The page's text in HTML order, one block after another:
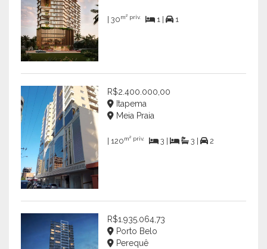
| 30m² priv. 1 | 1
R$2.400.000,00
Itapema
Meia Praia
| 120m² priv. 3 | 3 | 2
R$1.935.064,73
Porto Belo
Perequê